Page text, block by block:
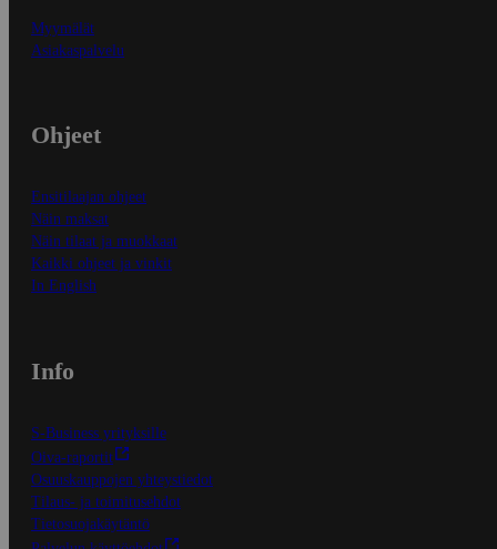
Myymälät
Asiakaspalvelu
Ohjeet
Ensitilaajan ohjeet
Näin maksat
Näin tilaat ja muokkaat
Kaikki ohjeet ja vinkit
In English
Info
S-Business yrityksille
Oiva-raportit
Osuuskauppojen yhteystiedot
Tilaus- ja toimitusehdot
Tietosuojakäytäntö